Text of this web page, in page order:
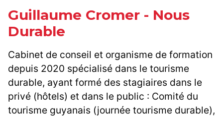
Guillaume Cromer - Nous
Durable
Cabinet de conseil et organisme de formation
depuis 2020 spécialisé dans le tourisme
durable, ayant formé des stagiaires dans le
privé (hôtels) et dans le public : Comité du
tourisme guyanais (journée tourisme durable),